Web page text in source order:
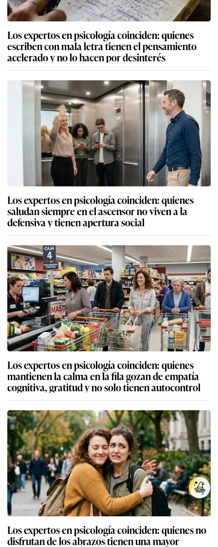
Los expertos en psicología coinciden: quienes
escriben con mala letra tienen el pensamiento
acelerado y no lo hacen por desinterés
Los expertos en psicología coinciden: quienes
saludan siempre en el ascensor no viven a la
defensiva y tienen apertura social
Los expertos en psicología coinciden: quienes
mantienen la calma en la fila gozan de empatía
cognitiva, gratitud y no solo tienen autocontrol
Los expertos en psicología coinciden: quienes no
disfrutan de los abrazos tienen una mayor